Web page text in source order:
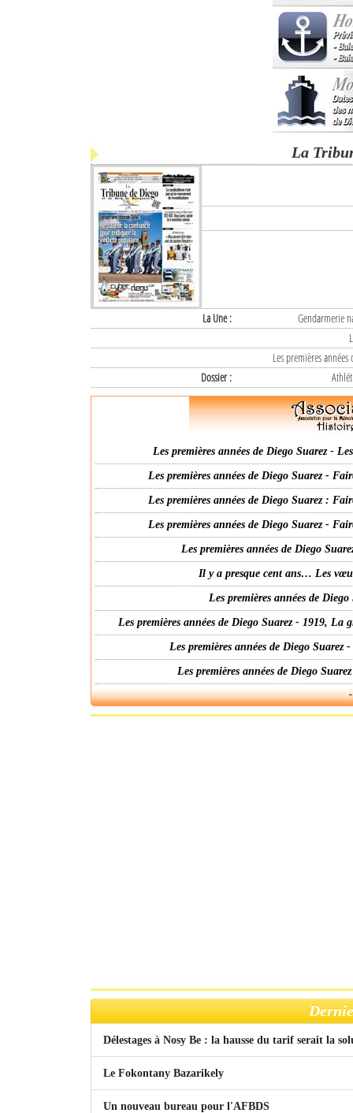
La
La Une :
Gendarmerie
Les premières
Dossier :
Les premières années de Diego Suarez -
Les premières années de Diego Suarez -
Les premières années de Diego Suarez :
Les premières années de Diego Suarez -
Les premières années de Diego
Il y a presque cent ans… Les
Les premières années de
Les premières années de Diego Suarez - 1919,
Les premières années de Diego
Les premières années de Diego
Délestages à Nosy Be : la hausse du tarif serait la
Le Fokontany Bazarikely
Un nouveau bureau pour l'AFBDS